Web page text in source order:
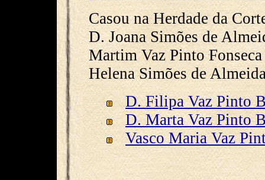
Casou na Herdade da
D. Joana Simões de
Martim Vaz Pinto
Helena Simões de
D. Filipa Vaz Pinto
D. Marta Vaz Pinto
Vasco Maria Vaz